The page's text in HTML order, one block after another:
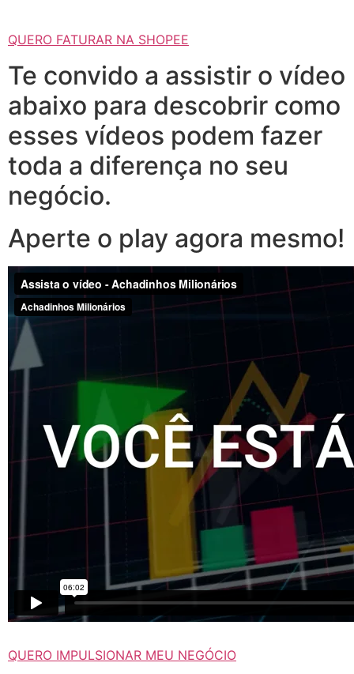
QUERO FATURAR NA SHOPEE
Te convido a assistir o vídeo
abaixo para descobrir como
esses vídeos podem fazer
toda a diferença no seu
negócio.
Aperte o play agora mesmo!
QUERO IMPULSIONAR MEU NEGÓCIO